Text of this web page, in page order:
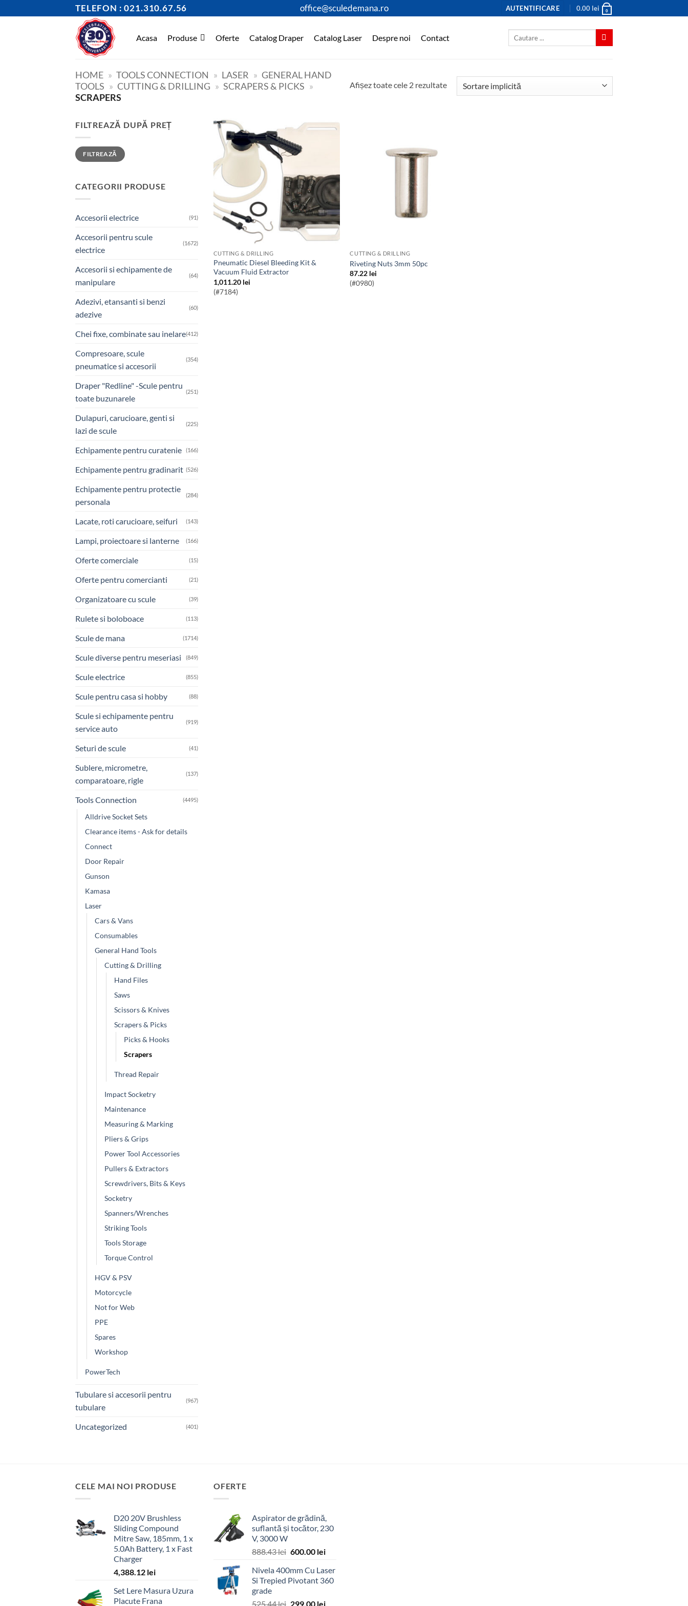
to
TELEFON : 021.310.67.56 office@sculedemana.ro AUTENTIFICARE 0.00 lei 0
Acasa Produse Oferte Catalog Draper Catalog Laser Despre noi Contact
HOME » TOOLS CONNECTION » LASER » GENERAL HAND
TOOLS » CUTTING & DRILLING » SCRAPERS & PICKS »
SCRAPERS
Afișez toate cele 2 rezultate
FILTREAZĂ DUPĂ PREȚ
Preț
minim
Preț
maxim
FILTREAZĂ
CATEGORII PRODUSE
Accesorii electrice (91)
Accesorii pentru scule
electrice
(1672)
Accesorii si echipamente de
manipulare
(64)
Adezivi, etansanti si benzi
adezive
(60)
Chei fixe, combinate sau inelare(412)
Compresoare, scule
pneumatice si accesorii
(354)
Draper "Redline" -Scule pentru
toate buzunarele
(251)
Dulapuri, carucioare, genti si
lazi de scule
(225)
Echipamente pentru curatenie (166)
Echipamente pentru gradinarit (526)
Echipamente pentru protectie
personala
(284)
Lacate, roti carucioare, seifuri (143)
Lampi, proiectoare si lanterne (166)
Oferte comerciale (15)
Oferte pentru comercianti (21)
Organizatoare cu scule (39)
Rulete si boloboace (113)
Scule de mana (1714)
Scule diverse pentru meseriasi (849)
Scule electrice (855)
Scule pentru casa si hobby (88)
Scule si echipamente pentru
service auto
(919)
Seturi de scule (41)
Sublere, micrometre,
comparatoare, rigle
(137)
Tools Connection (4495)
Alldrive Socket Sets
Clearance items - Ask for details
Connect
Door Repair
Gunson
Kamasa
Laser
Cars & Vans
Consumables
General Hand Tools
Cutting & Drilling
Hand Files
Saws
Scissors & Knives
Scrapers & Picks
Picks & Hooks
Scrapers
Thread Repair
Impact Socketry
Maintenance
Measuring & Marking
Pliers & Grips
Power Tool Accessories
Pullers & Extractors
Screwdrivers, Bits & Keys
Socketry
Spanners/Wrenches
Striking Tools
Tools Storage
Torque Control
HGV & PSV
Motorcycle
Not for Web
PPE
Spares
Workshop
PowerTech
Tubulare si accesorii pentru
tubulare
(967)
Uncategorized (401)
CUTTING & DRILLING
Pneumatic Diesel Bleeding Kit &
Vacuum Fluid Extractor
1,011.20 lei
(#7184)
CUTTING & DRILLING
Riveting Nuts 3mm 50pc
87.22 lei
(#0980)
CELE MAI NOI PRODUSE
D20 20V Brushless
Sliding Compound
Mitre Saw, 185mm, 1 x
5.0Ah Battery, 1 x Fast
Charger
4,388.12 lei
Set Lere Masura Uzura
Placute Frana
OFERTE
Aspirator de grădină,
suflantă și tocător, 230
V, 3000 W
888.43lei Prețul
a
fost:
600.00 leiPrețul
este:
600.00 lei.
Nivela 400mm Cu Laser
Si Trepied Pivotant 360
grade
525.44lei Prețul
299.00 leiPrețul